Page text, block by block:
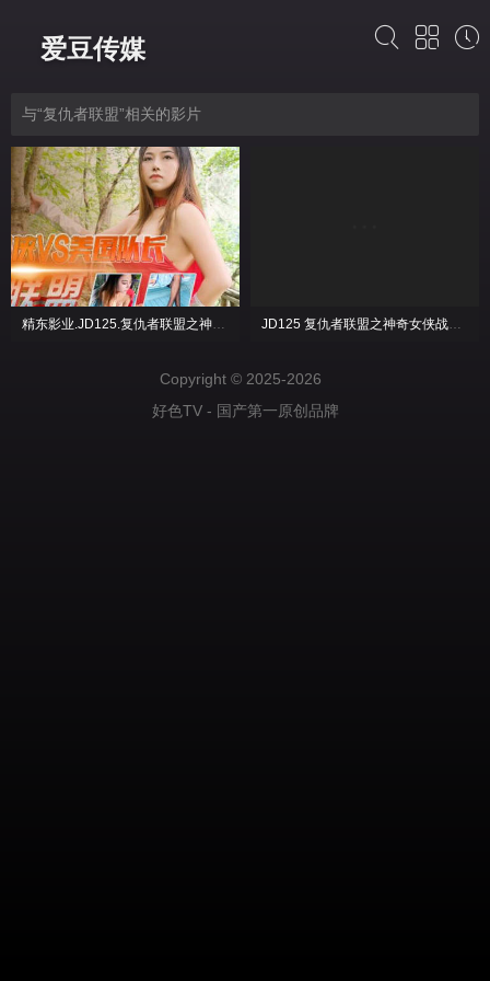
爱豆传媒
与“复仇者联盟”相关的影片
精东影业.JD125.复仇者联盟之神奇女侠战美国队长 JD125 复仇者联盟之神奇女侠战美国队长
Copyright © 2025-2026
好色TV - 国产第一原创品牌